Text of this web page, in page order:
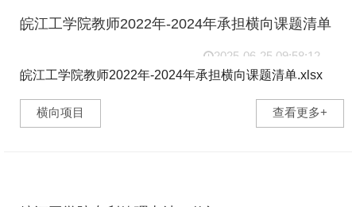
皖江工学院教师2022年-2024年承担横向课题清单
2025-06-25 09:58:12
皖江工学院教师2022年-2024年承担横向课题清单.xlsx
d30b685426f0f61823e93e2d32184cdc.xlsx (16.21 KB) ...
横向项目
查看更多+